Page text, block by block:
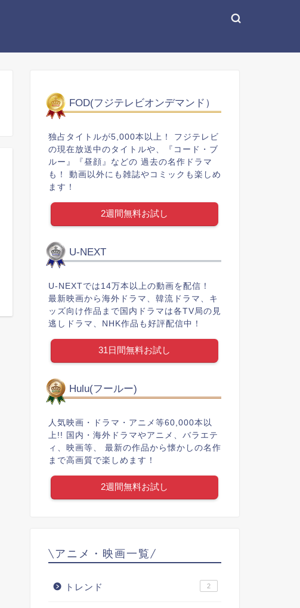
FOD(フジテレビオンデマンド）
独占タイトルが5,000本以上！ フジテレビ
の現在放送中のタイトルや、『コード・ブ
ルー』『昼顔』などの 過去の名作ドラマ
も！ 動画以外にも雑誌やコミックも楽しめ
ます！
2週間無料お試し
U-NEXT
U-NEXTでは14万本以上の動画を配信！
最新映画から海外ドラマ、韓流ドラマ、キ
ッズ向け作品まで国内ドラマは各TV局の見
逃しドラマ、NHK作品も好評配信中！
31日間無料お試し
Hulu(フールー)
人気映画・ドラマ・アニメ等60,000本以
上!! 国内・海外ドラマやアニメ、バラエテ
ィ、映画等、 最新の作品から懐かしの名作
まで高画質で楽しめます！
2週間無料お試し
\アニメ・映画一覧/
トレンド 2